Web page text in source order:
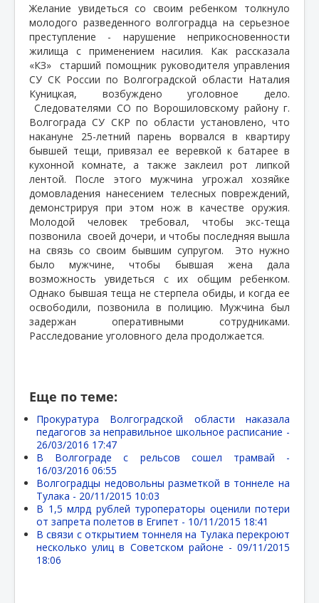
Желание увидеться со своим ребенком толкнуло
молодого разведенного волгоградца на серьезное
преступление - нарушение неприкосновенности
жилища с применением насилия. Как рассказала
«КЗ»
старший помощник руководителя управления
СУ СК России по Волгоградской области Наталия
Куницкая, возбуждено уголовное дело.
Следователями СО по Ворошиловскому району г.
Волгограда СУ СКР по области установлено, что
накануне 25-летний парень ворвался в квартиру
бывшей тещи, привязал ее веревкой к батарее в
кухонной комнате, а также заклеил рот липкой
лентой. После этого мужчина угрожал хозяйке
домовладения нанесением телесных повреждений,
демонстрируя при этом нож в качестве оружия.
Молодой человек требовал, чтобы экс-теща
позвонила своей дочери, и чтобы последняя вышла
на связь со своим бывшим супругом.
Это нужно
было мужчине, чтобы бывшая жена дала
возможность увидеться с их общим ребенком.
Однако бывшая теща не стерпела обиды, и когда ее
освободили, позвонила в полицию. Мужчина был
задержан оперативными сотрудниками.
Расследование уголовного дела продолжается.
Еще по теме:
Прокуратура Волгоградской области наказала
педагогов за неправильное школьное расписание -
26/03/2016 17:47
В Волгограде с рельсов сошел трамвай -
16/03/2016 06:55
Волгоградцы недовольны разметкой в тоннеле на
Тулака - 20/11/2015 10:03
В 1,5 млрд рублей туроператоры оценили потери
от запрета полетов в Египет - 10/11/2015 18:41
В связи с открытием тоннеля на Тулака перекроют
несколько улиц в Советском районе - 09/11/2015
18:06